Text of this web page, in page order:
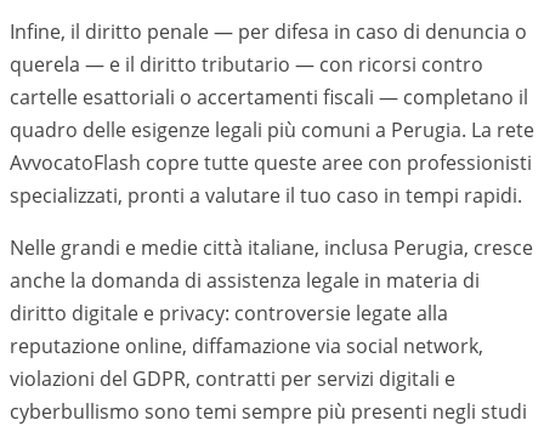
Infine, il diritto penale — per difesa in caso di denuncia o
querela — e il diritto tributario — con ricorsi contro
cartelle esattoriali o accertamenti fiscali — completano il
quadro delle esigenze legali più comuni a Perugia. La rete
AvvocatoFlash copre tutte queste aree con professionisti
specializzati, pronti a valutare il tuo caso in tempi rapidi.
Nelle grandi e medie città italiane, inclusa Perugia, cresce
anche la domanda di assistenza legale in materia di
diritto digitale e privacy: controversie legate alla
reputazione online, diffamazione via social network,
violazioni del GDPR, contratti per servizi digitali e
cyberbullismo sono temi sempre più presenti negli studi